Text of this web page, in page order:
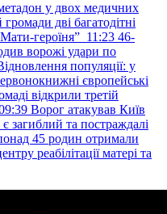
у двох медичних
дві багатодітні
героїня” 11:23 46-
ворожі удари по
популяції: у
європейські
відкрили третій
Ворог атакував Київ
загиблий та постраждалі
45 родин отримали
реабілітації матері та